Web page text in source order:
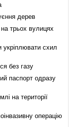
дерев
трьох вулицях
укріплювати схил
без газу
паспорт одразу
на території
операцію